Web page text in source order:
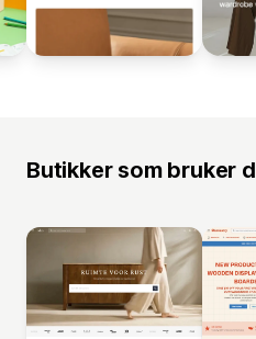
Butikker som bruker